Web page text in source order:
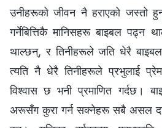
उनीहरूको जीवन नै हराएको जस्तो
गर्नेबित्तिकै मानिसहरू बाइबल पढ्न
थाल्छन्, र तिनीहरूले जति धेरै
त्यति नै धेरै तिनीहरूले प्रभुलाई
विश्‍वास छ भनी प्रमाणित गर्दछ।
अरूसँग कुरा गर्न सक्नेहरू सबै असल